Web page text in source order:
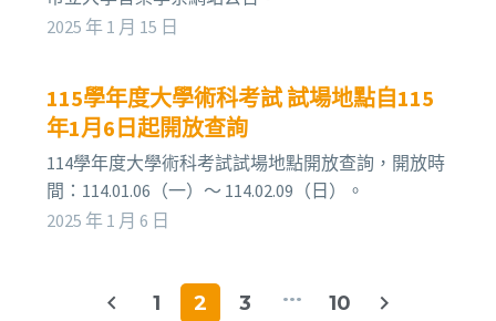
2025 年 1 月 15 日
115學年度大學術科考試 試場地點自115
年1月6日起開放查詢
114學年度大學術科考試試場地點開放查詢，開放時
間：114.01.06（一）～ 114.02.09（日）。
2025 年 1 月 6 日
1 2 3 ... 10